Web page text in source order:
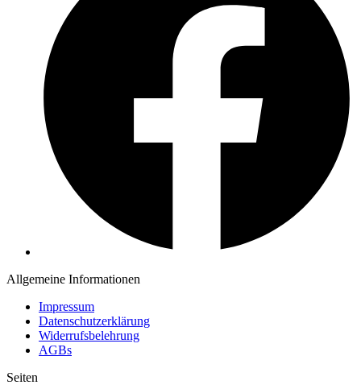
Allgemeine Informationen
Impressum
Datenschutzerklärung
Widerrufsbelehrung
AGBs
Seiten